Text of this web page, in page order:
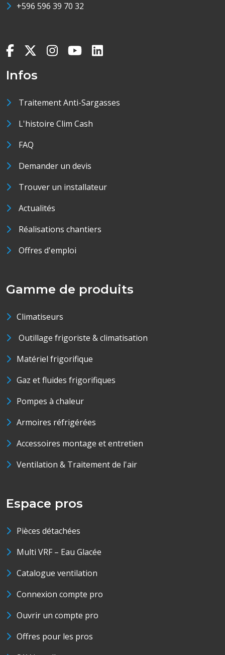
+596 596 39 70 32
Infos
Traitement Anti-Sargasses
L'histoire Clim Cash
FAQ
Demander un devis
Trouver un installateur
Actualités
Réalisations chantiers
Offres d'emploi
Gamme de produits
Climatiseurs
Outillage frigoriste & climatisation
Matériel frigorifique
Gaz et fluides frigorifiques
Pompes à chaleur
Armoires réfrigérées
Accessoires montage et entretien
Ventilation & Traitement de l'air
Espace pros
Pièces détachées
Multi VRF – Eau Glacée
Catalogue ventilation
Connexion compte pro
Ouvrir un compte pro
Offres pour les pros